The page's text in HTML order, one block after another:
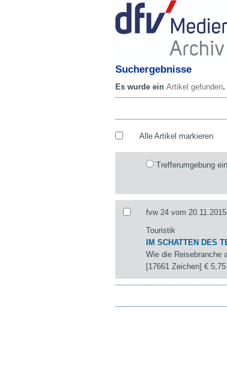
Suchergebnisse
Es wurde ein Artikel gefunden.
Alle Artikel markieren
Trefferumgebung
fvw 24 vom
Touristik
IM SCHATTEN DES
Wie die Reisebranche
[17661 Zeichen]€ 5,75